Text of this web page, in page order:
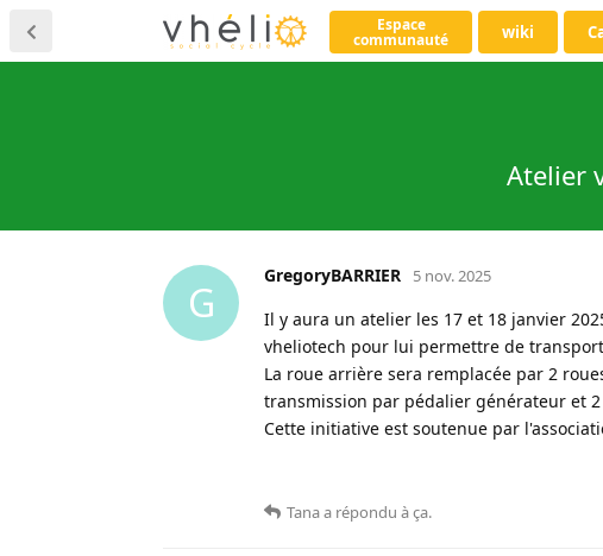
Espace
communauté wiki
Atelier
G
GregoryBARRIER 5 nov. 2025
Il y aura un atelier les 17 et 18 janvier
vheliotech pour lui permettre de
La roue arrière sera remplacée par 2
transmission par pédalier générateur et
Cette initiative est soutenue par
Tanaa répondu à ça.